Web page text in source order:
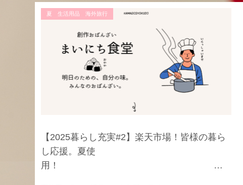
夏 生活用品 海外旅行
【2025暮らし充実#2】楽天市場！皆様の暮ら
し応援。夏使
用！